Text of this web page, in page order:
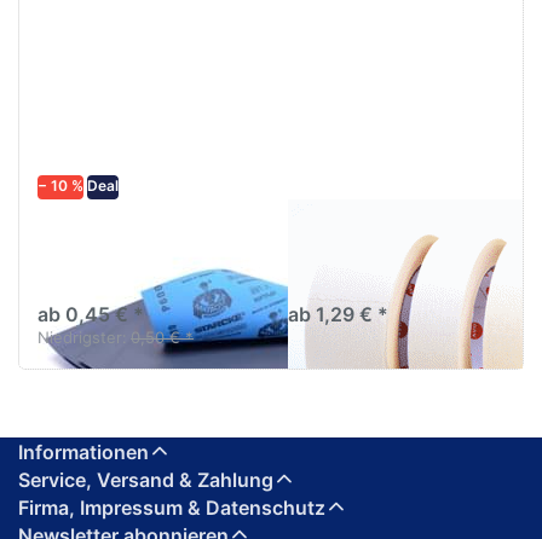
− 10 % Deal
diversen Körnungen
ab 0,45 € *
Niedrigster: 0,50 € *
Abklebeband hell bis
ab 1,29 € *
Informationen
Service, Versand & Zahlung
Firma, Impressum & Datenschutz